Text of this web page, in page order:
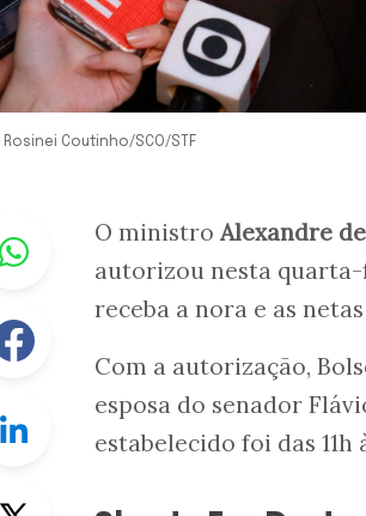
Rosinei Coutinho/SCO/STF
Whastapp
Facebook
Linkedin
O ministro Alexandre
autorizou nesta quarta-
receba a nora e as
Com a autorização,
esposa do senador
estabelecido foi das 11h